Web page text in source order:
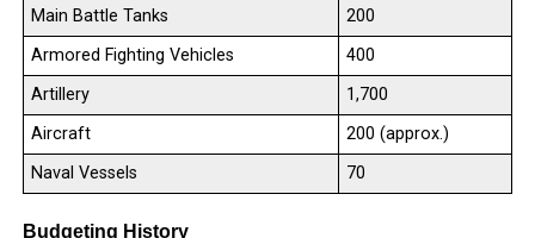
Main Battle Tanks
200
Armored Fighting Vehicles
400
Artillery
1,700
Aircraft
200 (approx.)
Naval Vessels
70
Budgeting History